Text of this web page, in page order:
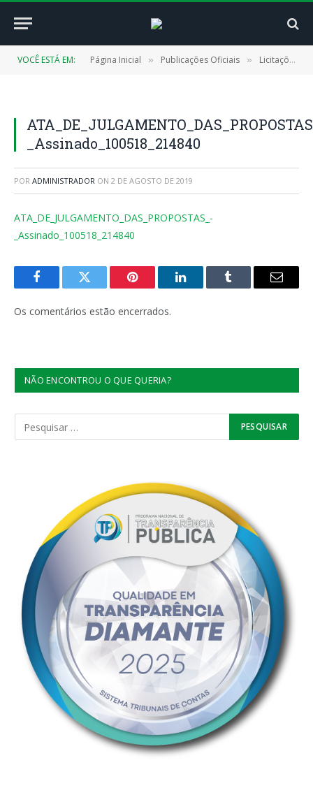
VOCÊ ESTÁ EM: Página Inicial » Publicações Oficiais » Licitações
_Assinado_100518_214840
POR ADMINISTRADOR ON 2 DE AGOSTO DE 2019
ATA_DE_JULGAMENTO_DAS_PROPOSTAS_-
_Assinado_100518_214840
FacebookTwitter Pinterest LinkedInTumblr
E-
Os comentários estão encerrados.
NÃO ENCONTROU O QUE QUERIA?